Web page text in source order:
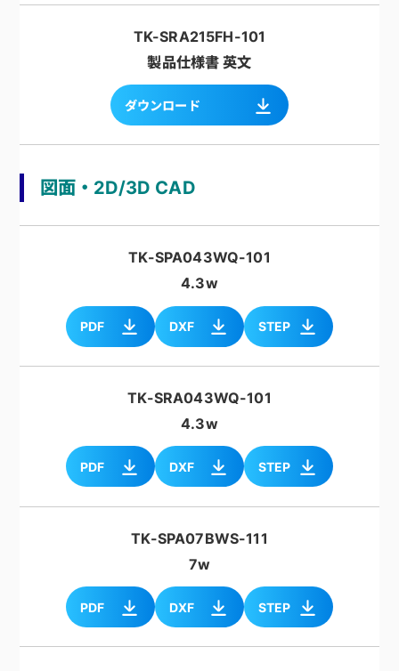
TK-SRA215FH-101
製品仕様書 英文
ダウンロード
図面・2D/3D CAD
TK-SPA043WQ-101
4.3w
PDF DXF STEP
TK-SRA043WQ-101
4.3w
PDF DXF STEP
TK-SPA07BWS-111
7w
PDF DXF STEP